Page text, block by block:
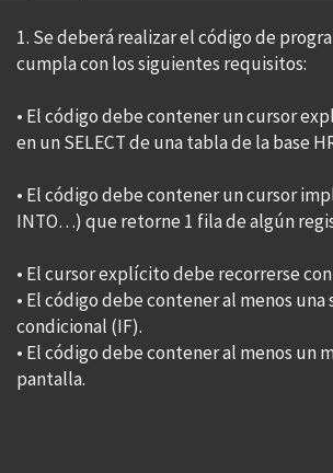
1. Se deberá realizar el código de
cumpla con los siguientes requisitos:
• El código debe contener un cursor
en un SELECT de una tabla de la base
• El código debe contener un cursor
INTO…) que retorne 1 fila de algún
• El cursor explícito debe recorrerse con
• El código debe contener al menos una
condicional (IF).
• El código debe contener al menos un
pantalla.